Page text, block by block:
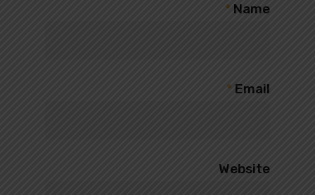
Name
*
Email
*
Website